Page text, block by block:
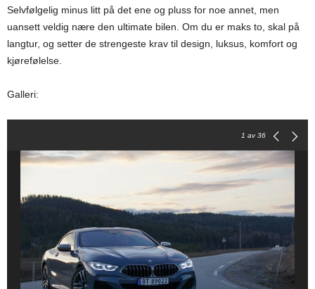
Selvfølgelig minus litt på det ene og pluss for noe annet, men
uansett veldig nære den ultimate bilen. Om du er maks to, skal på
langtur, og setter de strengeste krav til design, luksus, komfort og
kjørefølelse.
Galleri:
1 av 36